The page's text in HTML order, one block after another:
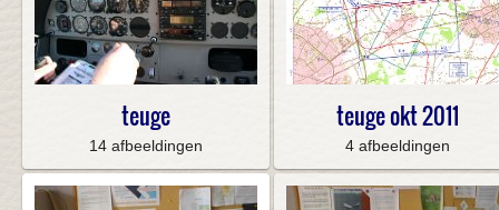
teuge
14 afbeeldingen
teuge okt 2011
4 afbeeldingen